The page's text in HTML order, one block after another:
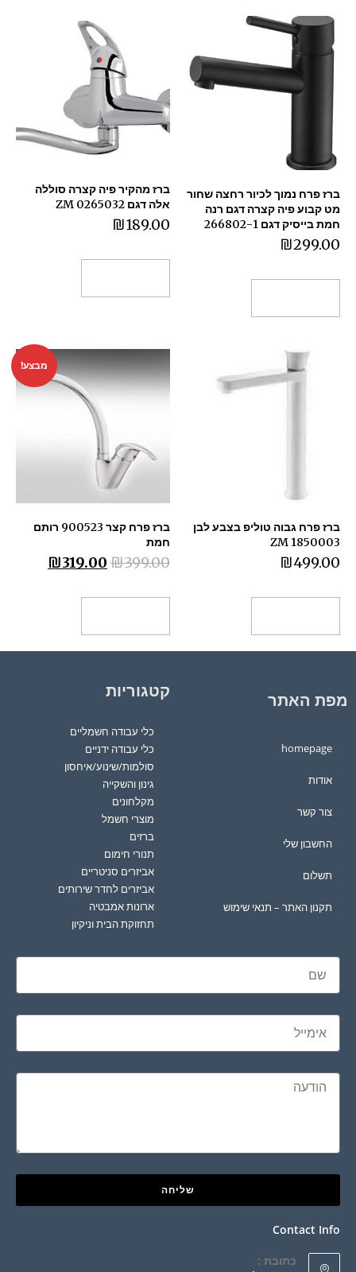
ברז פרח נמוך לכיור רחצה שחור
מט קבוע פיה קצרה דגם רנה
חמת בייסיק דגם 266802-1
₪299.00
ברז מהקיר פיה קצרה סוללה
אלה דגם 0265032 ZM
₪189.00
ברז פרח גבוה טוליפ בצבע לבן
1850003 ZM
₪499.00
מבצע!
ברז פרח קצר 900523 רותם
‏חמת
₪399.00
₪319.00
מפת האתר
homepage
אודות
צור קשר
החשבון שלי
תשלום
תקנון האתר – תנאי שימוש
קטגוריות
כלי עבודה חשמליים
כלי עבודה ידניים
סולמות/שינוע/איחסון
גינון והשקייה
מקלחונים
מוצרי חשמל
ברזים
תנורי חימום
אביזרים סניטריים
אביזרים לחדר שירותים
ארונות אמבטיה
תחזוקת הבית וניקיון
שליחה
Contact Info
כתובת :